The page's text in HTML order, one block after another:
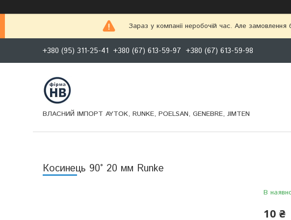
Зараз у компанії неробочій час. Але
+380 (95) 311-25-41 +380 (67) 613-59-97 +380 (67) 613-59-98
ВЛАСНИЙ ІМПОРТ AYTOK, RUNKE, POELSAN, GENEBRE, JIMTEN
Косинець 90° 20 мм Runke
В
10 ₴